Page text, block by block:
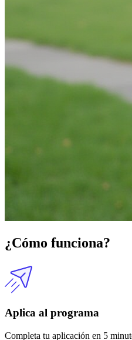
¿Cómo funciona?
Aplica al programa
Completa tu aplicación en 5